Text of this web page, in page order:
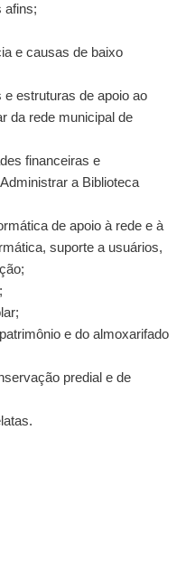
afins;
e causas de baixo
estruturas de apoio ao
da rede municipal de
financeiras e
a Biblioteca
de apoio à rede e à
suporte a usuários,
e do almoxarifado
predial e de